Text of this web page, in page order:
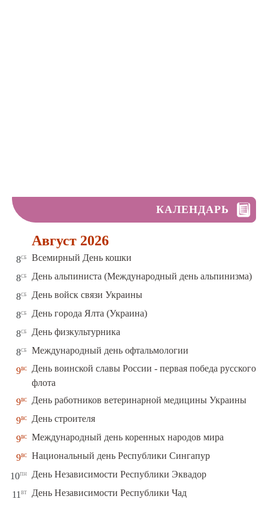
КАЛЕНДАРЬ
Август 2026
8сб Всемирный День кошки
8сб День альпиниста (Международный день альпинизма)
8сб День войск связи Украины
8сб День города Ялта (Украина)
8сб День физкультурника
8сб Международный день офтальмологии
9вс
День воинской славы России - первая победа русского
флота
9вс День работников ветеринарной медицины Украины
9вс День строителя
9вс Международный день коренных народов мира
9вс Национальный день Республики Сингапур
10пн День Независимости Республики Эквадор
11 вт День Независимости Республики Чад